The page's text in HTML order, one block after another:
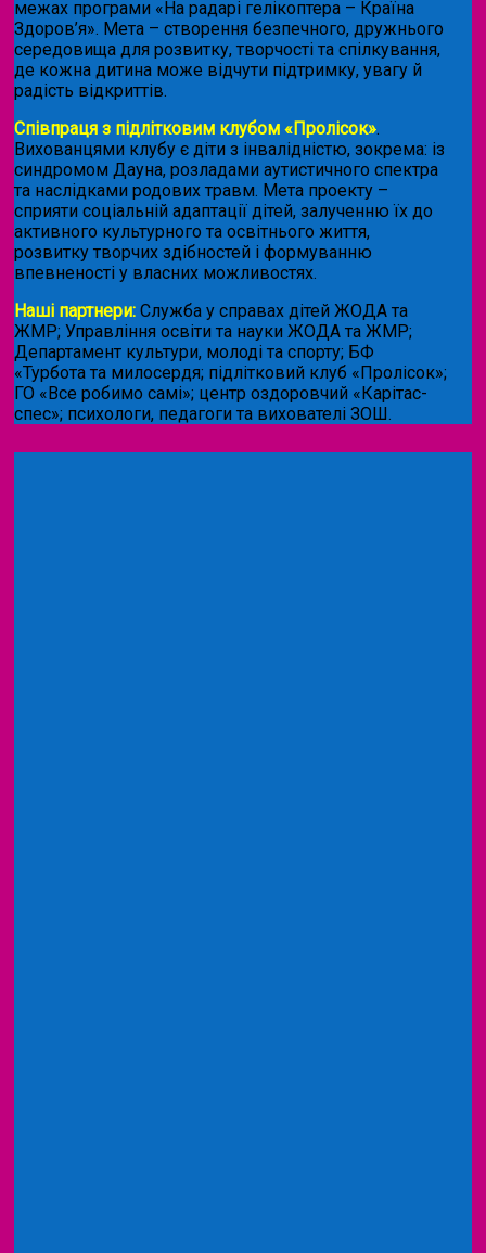
межах програми «На радарі гелікоптера – Країна
Здоров’я». Мета – створення безпечного, дружнього
середовища для розвитку, творчості та спілкування,
де кожна дитина може відчути підтримку, увагу й
радість відкриттів.
Співпраця з підлітковим клубом «Пролісок».
Вихованцями клубу є діти з інвалідністю, зокрема: із
синдромом Дауна, розладами аутистичного спектра
та наслідками родових травм. Мета проекту –
сприяти соціальній адаптації дітей, залученню їх до
активного культурного та освітнього життя,
розвитку творчих здібностей і формуванню
впевненості у власних можливостях.
Наші партнери: Служба у справах дітей ЖОДА та
ЖМР; Управління освіти та науки ЖОДА та ЖМР;
Департамент культури, молоді та спорту; БФ
«Турбота та милосердя; підлітковий клуб «Пролісок»;
ГО «Все робимо самі»; центр оздоровчий «Карітас-
спес»; психологи, педагоги та вихователі ЗОШ.